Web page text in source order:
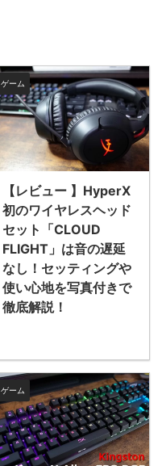
ゲーム
【レビュー 】HyperX
初のワイヤレスヘッド
セット「CLOUD
FLIGHT」は音の遅延
なし！セッティングや
使い心地を写真付きで
徹底解説！
ゲーム